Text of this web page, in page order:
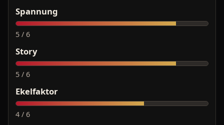
Spannung
5 / 6
Story
5 / 6
Ekelfaktor
4 / 6